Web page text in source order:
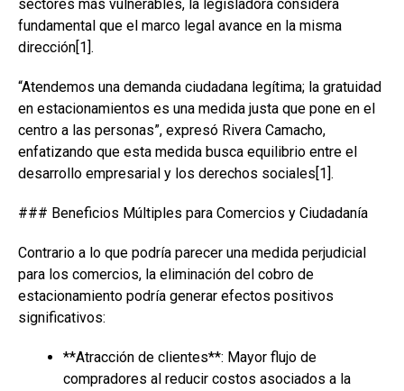
sectores más vulnerables, la legisladora considera
fundamental que el marco legal avance en la misma
dirección[1].
“Atendemos una demanda ciudadana legítima; la gratuidad
en estacionamientos es una medida justa que pone en el
centro a las personas”, expresó Rivera Camacho,
enfatizando que esta medida busca equilibrio entre el
desarrollo empresarial y los derechos sociales[1].
### Beneficios Múltiples para Comercios y Ciudadanía
Contrario a lo que podría parecer una medida perjudicial
para los comercios, la eliminación del cobro de
estacionamiento podría generar efectos positivos
significativos:
**Atracción de clientes**: Mayor flujo de
compradores al reducir costos asociados a la